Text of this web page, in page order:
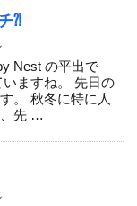
⁈
Nest の平出で
ますね。 先日の
。 秋冬に特に人
、先 …